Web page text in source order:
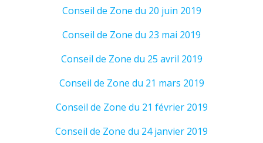
Conseil de Zone du 20 juin 2019
Conseil de Zone du 23 mai 2019
Conseil de Zone du 25 avril 2019
Conseil de Zone du 21 mars 2019
Conseil de Zone du 21 février 2019
Conseil de Zone du 24 janvier 2019